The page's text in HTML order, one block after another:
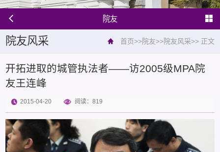
院友
院友风采 首页>>院友>>院友风采>>正文
开拓进取的城管执法者——访2005级MPA院
友王连峰
2015-04-20 阅读： 819